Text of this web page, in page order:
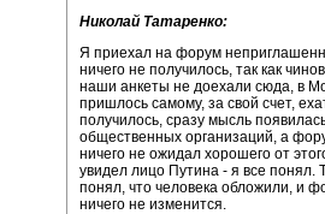
Николай Татаренко:
Я приехал на форум
ничего не получилось, так как
наши анкеты не доехали сюда, в
пришлось самому, за свой счет,
получилось, сразу мысль
общественных организаций, а
ничего не ожидал хорошего от
увидел лицо Путина - я все понял.
понял, что человека обложили, и
ничего не изменится.